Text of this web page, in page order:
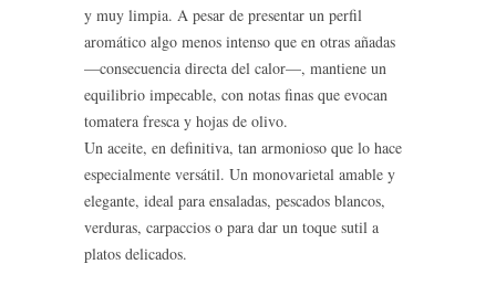
y muy limpia. A pesar de presentar un perfil
aromático algo menos intenso que en otras añadas
—consecuencia directa del calor—, mantiene un
equilibrio impecable, con notas finas que evocan
tomatera fresca y hojas de olivo.
Un aceite, en definitiva, tan armonioso que lo hace
especialmente versátil. Un monovarietal amable y
elegante, ideal para ensaladas, pescados blancos,
verduras, carpaccios o para dar un toque sutil a
platos delicados.